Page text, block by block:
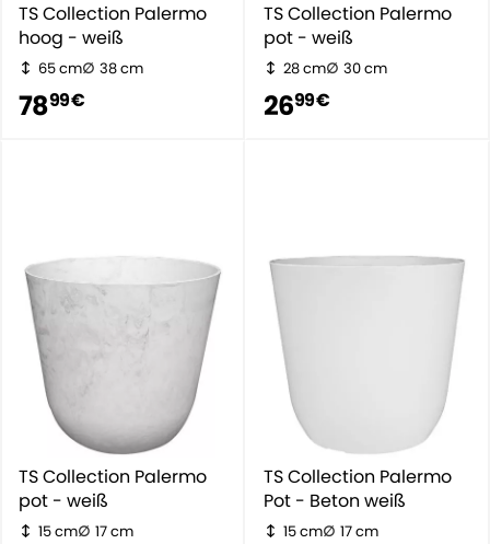
TS Collection Palermo
hoog - weiß
65 cm 38 cm
7899 €
TS Collection Palermo
pot - weiß
28 cm 30 cm
2699 €
TS Collection Palermo
pot - weiß
15 cm 17 cm
TS Collection Palermo
Pot - Beton weiß
15 cm 17 cm